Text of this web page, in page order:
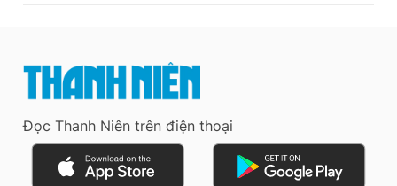
Đọc Thanh Niên trên điện thoại